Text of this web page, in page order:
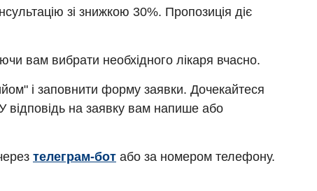
зі знижкою 30%. Пропозиція діє
вам вибрати необхідного лікаря вчасно.
і заповнити форму заявки. Дочекайтеся
відповідь на заявку вам напише або
телеграм-бот або за номером телефону.